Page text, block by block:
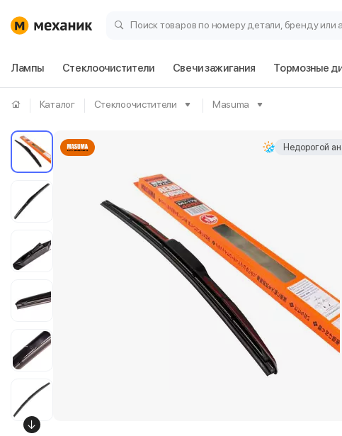
Поиск товаров по номеру детали, бренду или
Лампы Стеклоочистители Свечи зажигания Тормозные
Каталог Стеклоочистители Masuma
Недорогой